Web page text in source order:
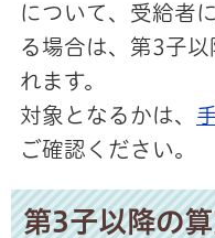
について、受給者
る場合は、第3子
れます。
対象となるかは、
ご確認ください。
第3子以降の